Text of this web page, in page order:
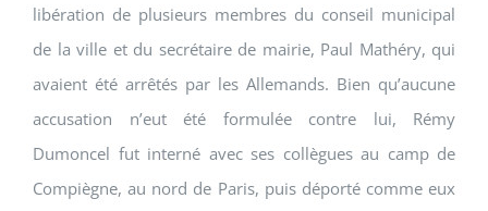
libération de plusieurs membres du conseil municipal
de la ville et du secrétaire de mairie, Paul Mathéry, qui
avaient été arrêtés par les Allemands. Bien qu’aucune
accusation n’eut été formulée contre lui, Rémy
Dumoncel fut interné avec ses collègues au camp de
Compiègne, au nord de Paris, puis déporté comme eux